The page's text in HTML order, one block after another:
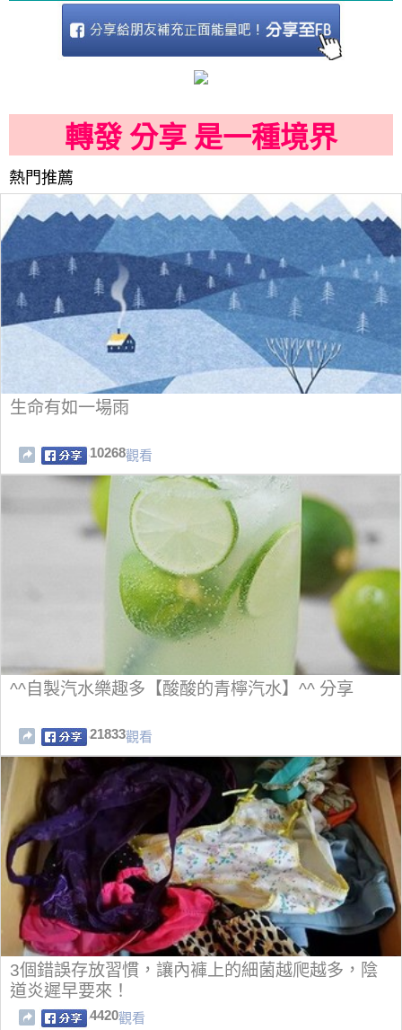
轉發 分享 是一種境界
熱門推薦
生命有如一場雨
10268觀看
^^自製汽水樂趣多【酸酸的青檸汽水】^^ 分享
21833觀看
3個錯誤存放習慣，讓內褲上的細菌越爬越多，陰
道炎遲早要來！
4420觀看